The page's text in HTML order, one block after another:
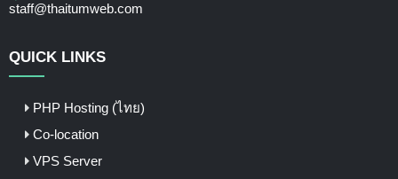
staff@thaitumweb.com
QUICK LINKS
PHP Hosting (ไทย)
Co-location
VPS Server